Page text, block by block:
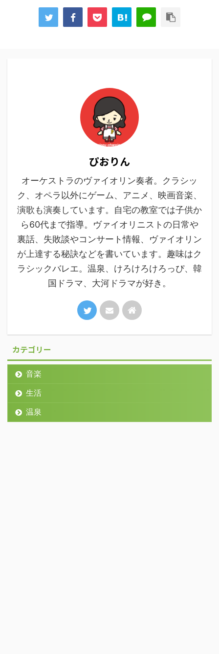
ぴおりん
オーケストラのヴァイオリン奏者。クラシッ
ク、オペラ以外にゲーム、アニメ、映画音楽、
演歌も演奏しています。自宅の教室では子供か
ら60代まで指導。ヴァイオリニストの日常や
裏話、失敗談やコンサート情報、ヴァイオリン
が上達する秘訣などを書いています。趣味はク
ラシックバレエ。温泉、けろけろけろっぴ、韓
国ドラマ、大河ドラマが好き。
カテゴリー
音楽
生活
温泉